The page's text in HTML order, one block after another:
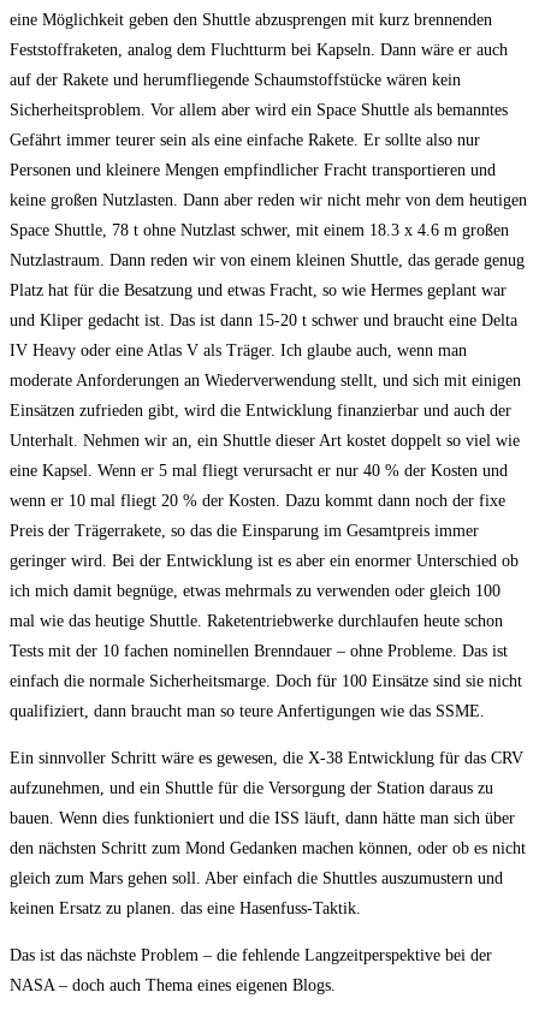
eine Möglichkeit geben den Shuttle abzusprengen mit kurz brennenden
Feststoffraketen, analog dem Fluchtturm bei Kapseln. Dann wäre er auch
auf der Rakete und herumfliegende Schaumstoffstücke wären kein
Sicherheitsproblem. Vor allem aber wird ein Space Shuttle als bemanntes
Gefährt immer teurer sein als eine einfache Rakete. Er sollte also nur
Personen und kleinere Mengen empfindlicher Fracht transportieren und
keine großen Nutzlasten. Dann aber reden wir nicht mehr von dem heutigen
Space Shuttle, 78 t ohne Nutzlast schwer, mit einem 18.3 x 4.6 m großen
Nutzlastraum. Dann reden wir von einem kleinen Shuttle, das gerade genug
Platz hat für die Besatzung und etwas Fracht, so wie Hermes geplant war
und Kliper gedacht ist. Das ist dann 15-20 t schwer und braucht eine Delta
IV Heavy oder eine Atlas V als Träger. Ich glaube auch, wenn man
moderate Anforderungen an Wiederverwendung stellt, und sich mit einigen
Einsätzen zufrieden gibt, wird die Entwicklung finanzierbar und auch der
Unterhalt. Nehmen wir an, ein Shuttle dieser Art kostet doppelt so viel wie
eine Kapsel. Wenn er 5 mal fliegt verursacht er nur 40 % der Kosten und
wenn er 10 mal fliegt 20 % der Kosten. Dazu kommt dann noch der fixe
Preis der Trägerrakete, so das die Einsparung im Gesamtpreis immer
geringer wird. Bei der Entwicklung ist es aber ein enormer Unterschied ob
ich mich damit begnüge, etwas mehrmals zu verwenden oder gleich 100
mal wie das heutige Shuttle. Raketentriebwerke durchlaufen heute schon
Tests mit der 10 fachen nominellen Brenndauer – ohne Probleme. Das ist
einfach die normale Sicherheitsmarge. Doch für 100 Einsätze sind sie nicht
qualifiziert, dann braucht man so teure Anfertigungen wie das SSME.
Ein sinnvoller Schritt wäre es gewesen, die X-38 Entwicklung für das CRV
aufzunehmen, und ein Shuttle für die Versorgung der Station daraus zu
bauen. Wenn dies funktioniert und die ISS läuft, dann hätte man sich über
den nächsten Schritt zum Mond Gedanken machen können, oder ob es nicht
gleich zum Mars gehen soll. Aber einfach die Shuttles auszumustern und
keinen Ersatz zu planen. das eine Hasenfuss-Taktik.
Das ist das nächste Problem – die fehlende Langzeitperspektive bei der
NASA – doch auch Thema eines eigenen Blogs.